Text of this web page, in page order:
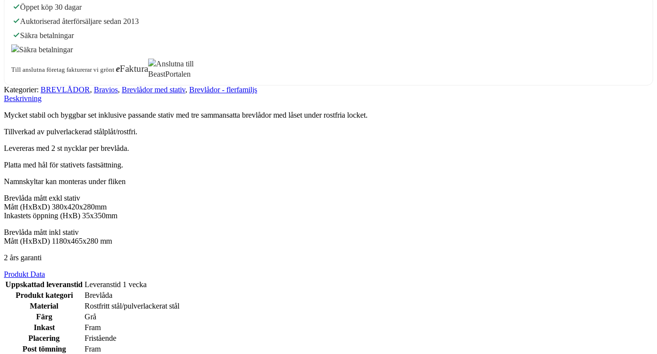
Öppet köp 30 dagar
Auktoriserad återförsäljare sedan 2013
Säkra betalningar
Till anslutna företag fakturerar vi grönt eFaktura
Kategorier: BREVLÅDOR, Bravios, Brevlådor med stativ, Brevlådor - flerfamiljs
Beskrivning
Mycket stabil och byggbar set inklusive passande stativ med tre sammansatta brevlådor med låset under rostfria locket.
Tillverkad av pulverlackerad stålplåt/rostfri.
Levereras med 2 st nycklar per brevlåda.
Platta med hål för stativets fastsättning.
Namnskyltar kan monteras under fliken
Brevlåda mått exkl stativ
Mått (HxBxD) 380x420x280mm
Inkastets öppning (HxB) 35x350mm
Brevlåda mått inkl stativ
Mått (HxBxD) 1180x465x280 mm
2 års garanti
Produkt Data
Uppskattad leveranstid Leveranstid 1 vecka
Produkt kategori
Brevlåda
Material
Rostfritt stål/pulverlackerat stål
Färg
Grå
Inkast
Fram
Placering
Fristående
Post tömning
Fram